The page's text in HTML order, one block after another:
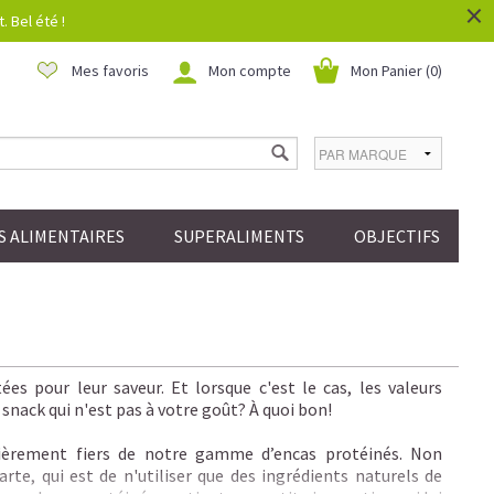
Bel été ! ×
Mon Panier (0)
Mon compte
Mes favoris
ALIMENTAIRES SUPERALIMENTS OBJECTIFS
pour leur saveur. Et lorsque c'est le cas, les valeurs
qui n'est pas à votre goût? À quoi bon!
fiers de notre gamme d’encas protéinés. Non
qui est de n'utiliser que des ingrédients naturels de